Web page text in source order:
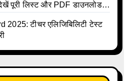
पूरी लिस्ट और PDF डाउनलोड
Talika | Up Holidays List |
टीचर एलिजिबिलिटी टेस्ट